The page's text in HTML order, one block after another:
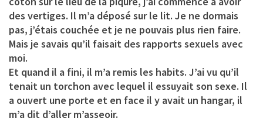
des vertiges. Il m’a déposé sur le lit. Je ne dormais
pas, j’étais couchée et je ne pouvais plus rien faire.
Mais je savais qu’il faisait des rapports sexuels avec
moi.
Et quand il a fini, il m’a remis les habits. J’ai vu qu’il
tenait un torchon avec lequel il essuyait son sexe. Il
a ouvert une porte et en face il y avait un hangar, il
m’a dit d’aller m’asseoir.